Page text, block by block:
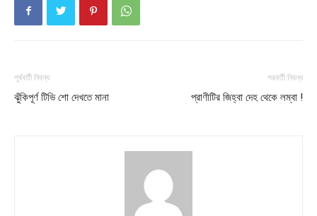
পূর্ববর্তী নিবন্ধ
ঝুঁকিপূর্ণ টিভি শো দেখতে মানা
পরবর্তী নিবন্ধ
প্রাণীটির জিহ্বা দেহ থেকে লম্বা !